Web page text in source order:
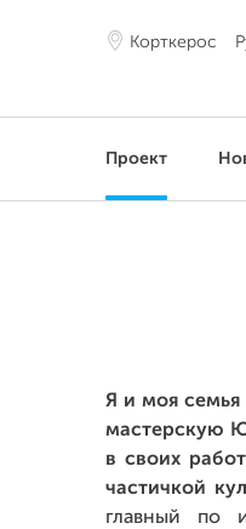
Корткерос
Проект
Я и моя
мастерскую
в своих
частичкой
главный по